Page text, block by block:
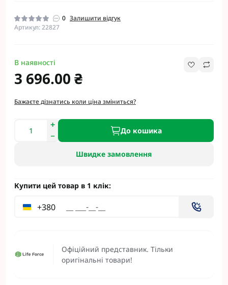
0 Залишити відгук
Артикул: 22827
Офіційний представник. Тільки
оригінальні товари!
В наявності
3 696.00 ₴
Бажаєте дізнатись коли ціна зміниться?
До кошика
Швидке замовлення
Купити цей товар в 1 клік:
+380